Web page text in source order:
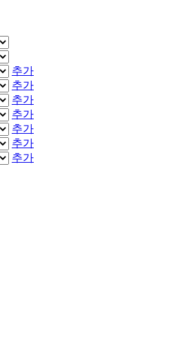
추가
추가
추가
추가
추가
추가
추가